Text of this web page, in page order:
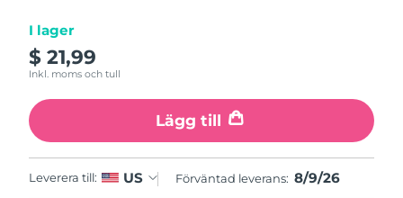
I lager
$ 21,99
Inkl. moms och tull
Lägg till
Leverera till: US Förväntad leverans: 8/9/26
Jersey
Kazakstan
Kuwait
Förväntad leverans
08/08/2026
Lettland
Förväntad leverans
08/08/2026